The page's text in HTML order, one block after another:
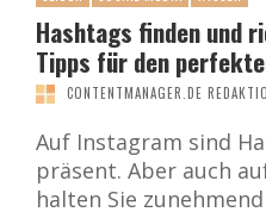
Hashtags finden und
Tipps für den
CONTENTMANAGER.DE
Auf Instagram sind
präsent. Aber auch
halten Sie